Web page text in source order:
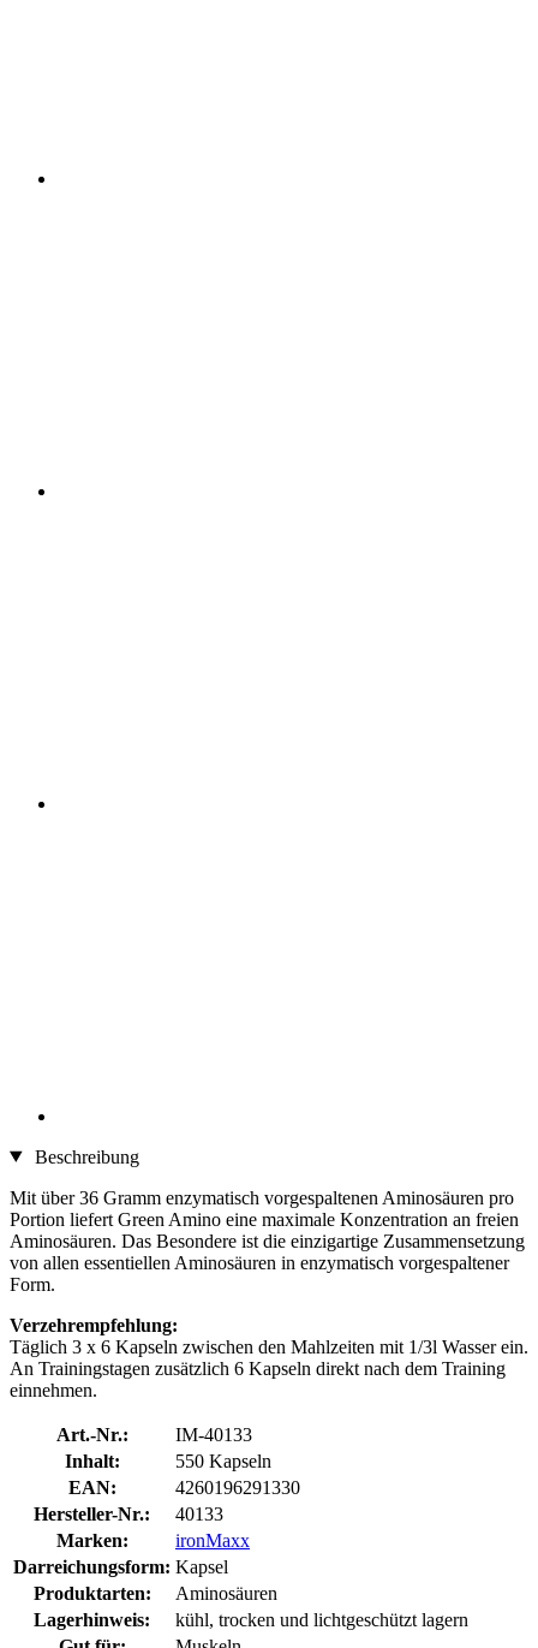
Beschreibung
Mit über 36 Gramm enzymatisch vorgespaltenen Aminosäuren pro
Portion liefert Green Amino eine maximale Konzentration an freien
Aminosäuren. Das Besondere ist die einzigartige Zusammensetzung
von allen essentiellen Aminosäuren in enzymatisch vorgespaltener
Form.
Verzehrempfehlung:
Täglich 3 x 6 Kapseln zwischen den Mahlzeiten mit 1/3l Wasser ein.
An Trainingstagen zusätzlich 6 Kapseln direkt nach dem Training
einnehmen.
Art.-Nr.:
IM-40133
Inhalt:
550 Kapseln
EAN:
4260196291330
Hersteller-Nr.:
40133
Marken:
ironMaxx
Darreichungsform: Kapsel
Produktarten:
Aminosäuren
Lagerhinweis:
kühl, trocken und lichtgeschützt lagern